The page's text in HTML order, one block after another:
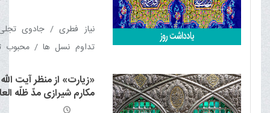
نیاز فطری / جادوی
تداوم نسل ها / محبوب
نبوی / بیمۀ نصف دین /
انسانی / گشایش
«زیارت» از منظر آیت
مکارم شیرازی مدّ ظلّه